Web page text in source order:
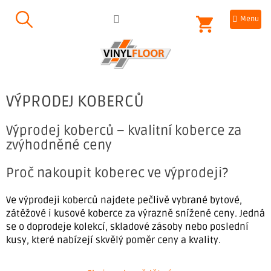
NÁKUPNÍ
KOŠÍK
VÝPRODEJ KOBERCŮ
Výprodej koberců – kvalitní koberce za
zvýhodněné ceny
Proč nakoupit koberec ve výprodeji?
Ve výprodeji koberců najdete pečlivě vybrané bytové,
zátěžové i kusové koberce za výrazně snížené ceny. Jedná
se o doprodeje kolekcí, skladové zásoby nebo poslední
kusy, které nabízejí skvělý poměr ceny a kvality.